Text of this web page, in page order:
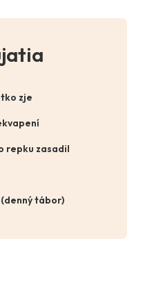
zje
repku zasadil
tábor)